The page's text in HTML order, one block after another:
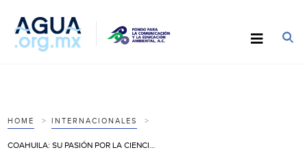
HOME INTERNACIONALES